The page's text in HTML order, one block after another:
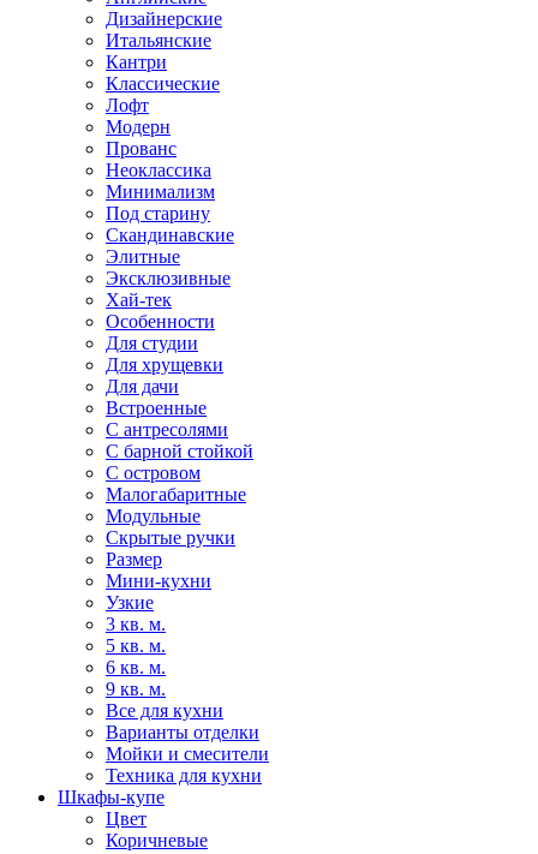
Дизайнерские
Итальянские
Кантри
Классические
Лофт
Модерн
Прованс
Неоклассика
Минимализм
Под старину
Скандинавские
Элитные
Эксклюзивные
Хай-тек
Особенности
Для студии
Для хрущевки
Для дачи
Встроенные
С антресолями
С барной стойкой
С островом
Малогабаритные
Модульные
Скрытые ручки
Размер
Мини-кухни
Узкие
3 кв. м.
5 кв. м.
6 кв. м.
9 кв. м.
Все для кухни
Варианты отделки
Мойки и смесители
Техника для кухни
Шкафы-купе
Цвет
Коричневые